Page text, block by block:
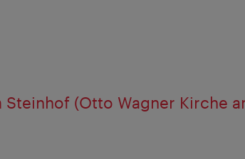
(Otto Wagner Kirche